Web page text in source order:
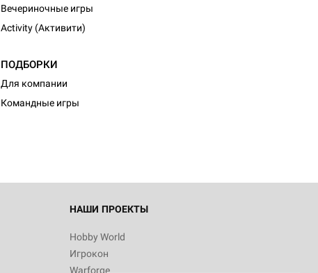
Вечериночные игры
Activity (Активити)
ПОДБОРКИ
Для компании
Командные игры
НАШИ ПРОЕКТЫ
Hobby World
Игрокон
Warforge